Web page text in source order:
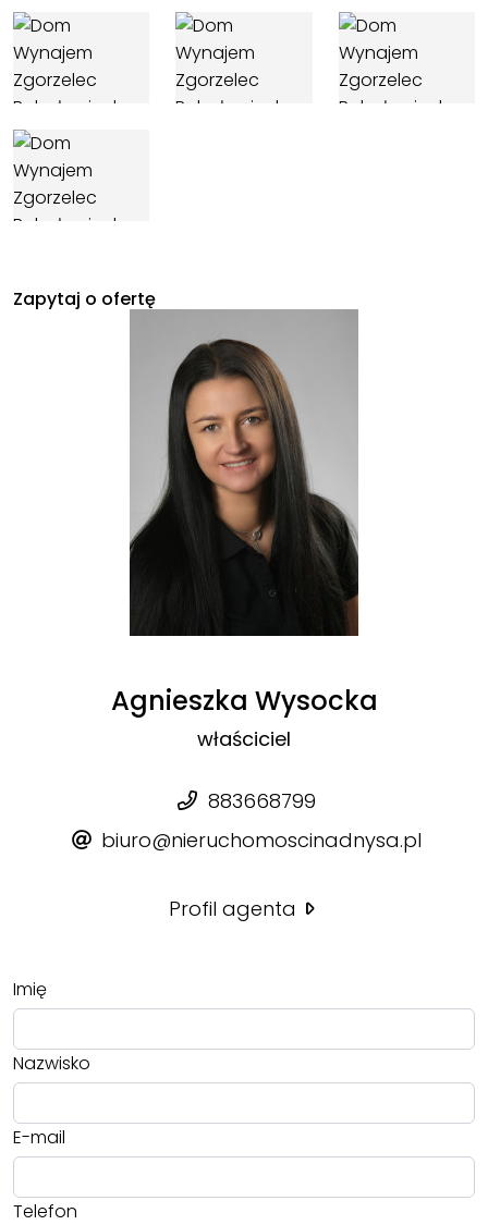
Zapytaj o ofertę
Agnieszka Wysocka
właściciel
883668799
biuro@nieruchomoscinadnysa.pl
Profil agenta
Imię
Nazwisko
E-mail
Telefon